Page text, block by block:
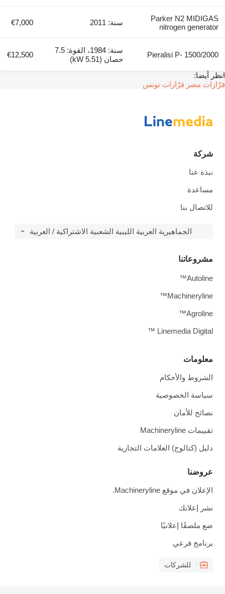
Parker N2 MIDIGAS
nitrogen generator
سنة: 2011 €7,000
Pieralisi P- 1500/2000
سنة: 1984، القوة: 7.5
حصان (5.51 kW)
€12,500
انظر أيضا:
فرّازات مصر فرّازات تونس
شركة
نبذة عنا
مساعدة
للاتصال بنا
الجماهيرية العربية الليبية الشعبية الاشتراكية / العربية
معلومات
الشروط والأحكام
سياسة الخصوصية
نصائح للأمان
تقييمات Machineryline
دليل (كتالوج) العلامات التجارية
عروضنا
الإعلان في موقع Machineryline.
نشر إعلانك
ضع ملصقًا إعلانيًا
برنامج فرعي
للشركات
مشروعاتنا
Autoline™
Machineryline™
Agroline™
Linemedia Digital ™